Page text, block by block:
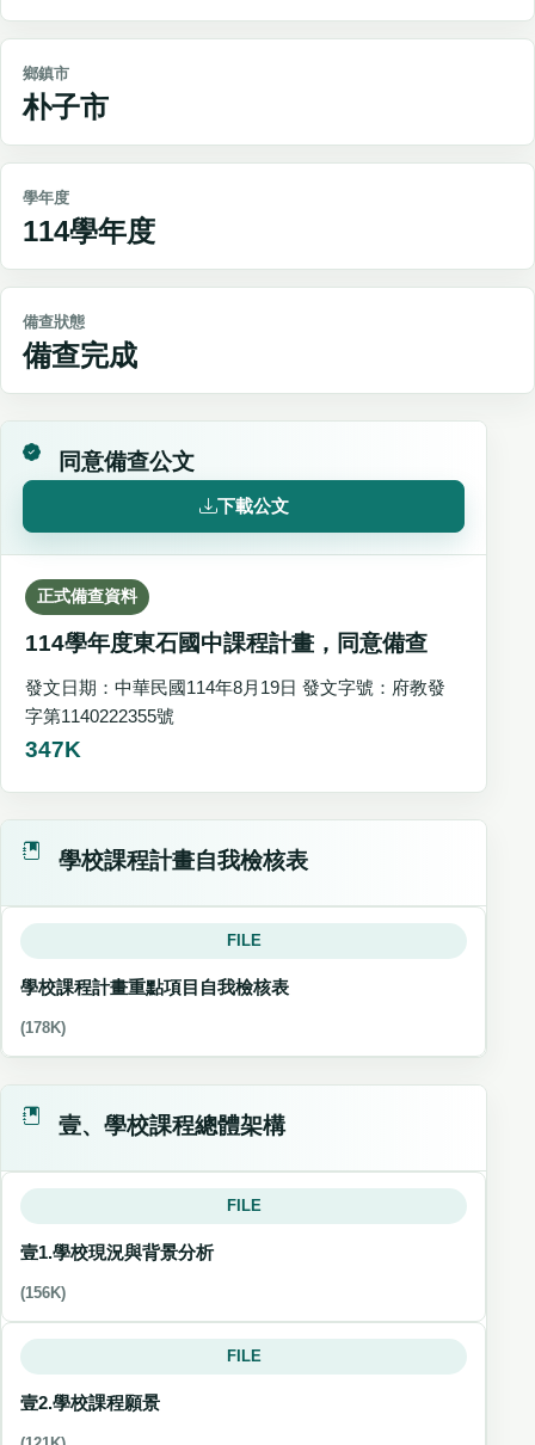
鄉鎮市
朴子市
學年度
114學年度
備查狀態
備查完成
同意備查公文
下載公文
正式備查資料
114學年度東石國中課程計畫，同意備查
發文日期：中華民國114年8月19日 發文字號：府教發
字第1140222355號
347K
學校課程計畫自我檢核表
FILE
學校課程計畫重點項目自我檢核表
(178K)
壹、學校課程總體架構
FILE
壹1.學校現況與背景分析
(156K)
FILE
壹2.學校課程願景